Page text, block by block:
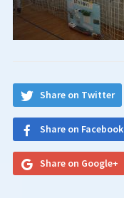
Share on Twitter
Share on Facebook
Share on Google+